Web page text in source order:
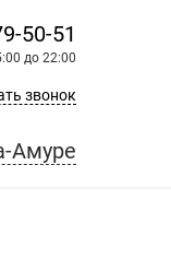
50-51
до 22:00
звонок
Амуре